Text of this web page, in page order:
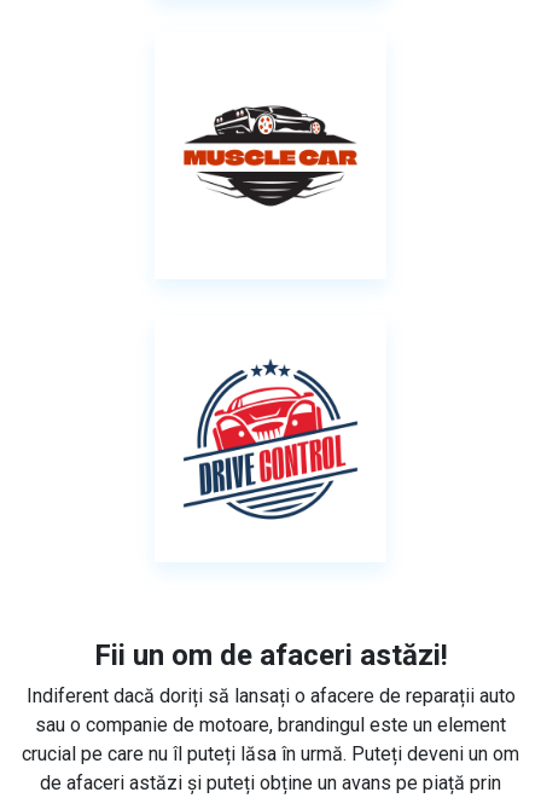
Fii un om de afaceri astăzi!
Indiferent dacă doriți să lansați o afacere de reparații auto
sau o companie de motoare, brandingul este un element
crucial pe care nu îl puteți lăsa în urmă. Puteți deveni un om
de afaceri astăzi și puteți obține un avans pe piață prin